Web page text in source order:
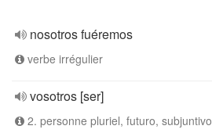
nosotros fuéremos
verbe irrégulier
vosotros [ser]
2. personne pluriel, futuro, subjuntivo